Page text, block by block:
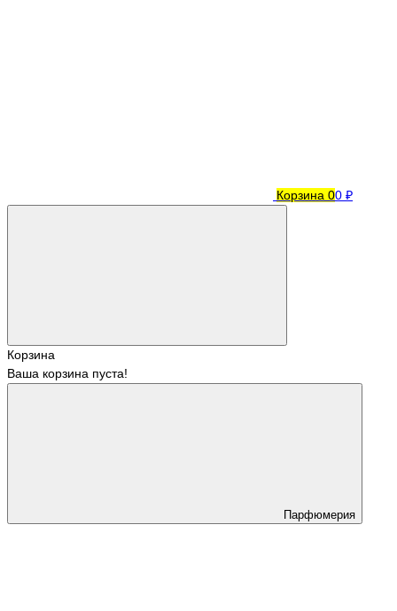
Корзина 00 ₽
Корзина
Ваша корзина пуста!
Парфюмерия